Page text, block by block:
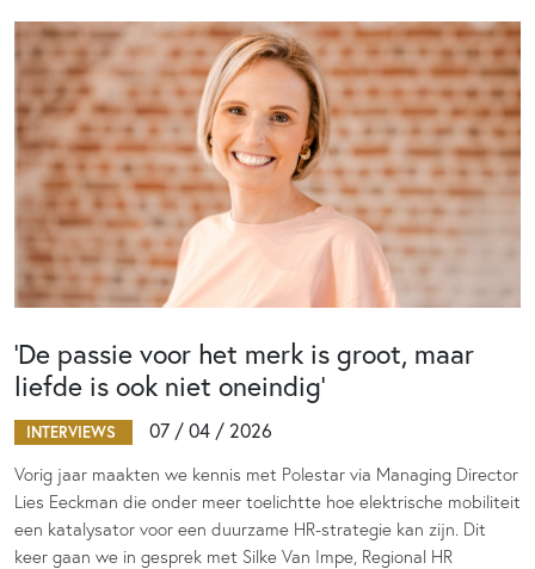
‘De passie voor het merk is groot, maar
liefde is ook niet oneindig’
INTERVIEWS 07 / 04 / 2026
Vorig jaar maakten we kennis met Polestar via Managing Director
Lies Eeckman die onder meer toelichtte hoe elektrische mobiliteit
een katalysator voor een duurzame HR-strategie kan zijn. Dit
keer gaan we in gesprek met Silke Van Impe, Regional HR